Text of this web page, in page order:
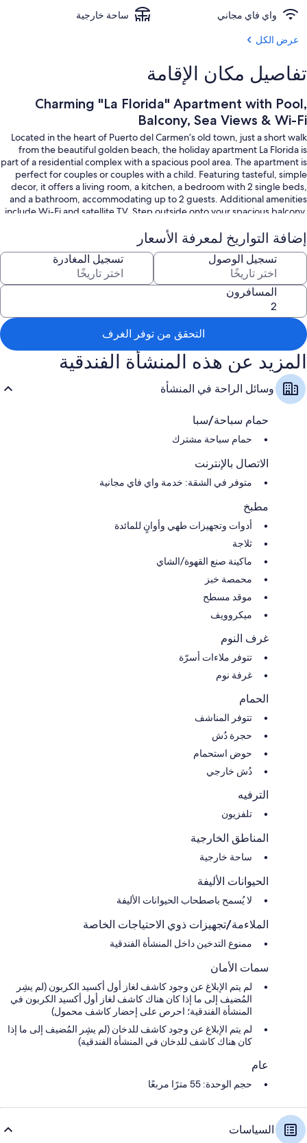
واي فاي مجاني
ساحة خارجية
عرض الكل
تفاصيل مكان الإقامة
Charming "La Florida" Apartment with Pool,
Balcony, Sea Views & Wi-Fi
Located in the heart of Puerto del Carmen’s old town, just a short walk
from the beautiful golden beach, the holiday apartment La Florida is
part of a residential complex with a spacious pool area. The apartment is
perfect for couples or couples with a child. Featuring tasteful, simple
decor, it offers a living room, a kitchen, a bedroom with 2 single beds,
and a bathroom, accommodating up to 2 guests. Additional amenities
include Wi-Fi and satellite TV. Step outside onto your spacious balcony,
view and enjoy meals together. This is where true relaxation begins. In
the complex’s shared outdoor area, you can sunbathe on warm
afternoons and take a dip in the large pool, which also has a children’s
pool area and outdoor showers. Thanks to its exceptional location in the
lively old town, you’ll find a wide range of shops, restaurants, bars, and
cafés nearby, as well as the charming old town harbor. The local city
beach, about 900 m or a 13-minute walk away, awaits you with fine
golden sand, where you can listen to the gentle waves and gaze at the
sparkling ocean.
Pets are not allowed.
إضافة التواريخ لمعرفة الأسعار
تسجيل الوصول تسجيل المغادرة
المسافرون
التحقق من توفر الغرف
المزيد عن هذه المنشأة الفندقية
وسائل الراحة في المنشأة
حمام سباحة/سبا
حمام سباحة مشترك
الاتصال بالإنترنت
متوفر في الشقة: خدمة واي فاي مجانية
مطبخ
أدوات وتجهيزات طهي وأوانٍ للمائدة
ثلاجة
ماكينة صنع القهوة/الشاي
محمصة خبز
موقد مسطح
ميكروويف
غرف النوم
تتوفر ملاءات أسرّة
غرفة نوم
الحمام
تتوفر المناشف
حجرة دُش
حوض استحمام
دُش خارجي
الترفيه
تلفزيون
المناطق الخارجية
ساحة خارجية
الحيوانات الأليفة
لا يُسمح باصطحاب الحيوانات الأليفة
الملاءمة/تجهيزات ذوي الاحتياجات الخاصة
ممنوع التدخين داخل المنشأة الفندقية
سمات الأمان
لم يتم الإبلاغ عن وجود كاشف لغاز أول أكسيد الكربون (لم يشِر
المُضيف إلى ما إذا كان هناك كاشف لغاز أول أكسيد الكربون في
المنشأة الفندقية؛ احرص على إحضار كاشف محمول)
لم يتم الإبلاغ عن وجود كاشف للدخان (لم يشِر المُضيف إلى ما إذا
كان هناك كاشف للدخان في المنشأة الفندقية)
عام
حجم الوحدة: 55 مترًا مربعًا
السياسات